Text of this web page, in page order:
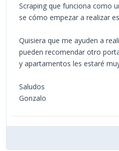
Scraping que funciona como
se cómo empezar a realizar
Quisiera que me ayuden a
pueden recomendar otro
y apartamentos les estaré
Saludos
Gonzalo